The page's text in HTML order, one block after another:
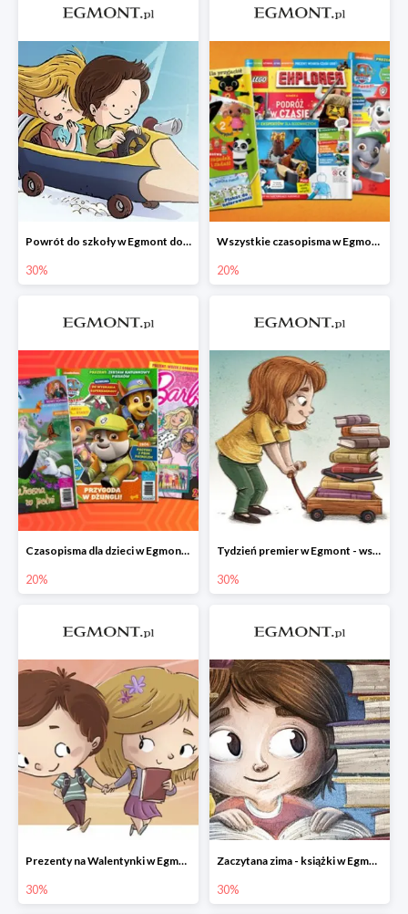
Powrót do szkoły w Egmont do -30%
30%
Wszystkie czasopisma w Egmont -20%
20%
Czasopisma dla dzieci w Egmont do -20%
20%
Tydzień premier w Egmont - wszystko -30%
30%
Prezenty na Walentynki w Egmont do -30%
30%
Zaczytana zima - książki w Egmont -30%
30%